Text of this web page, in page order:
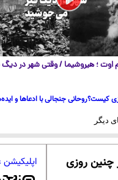
ششم اوت ؛ هیروشیما / وقتی شهر در دیگ
کیست؟روحانی جنجالی با ادعاها و
دیگر
اپلیکیشن